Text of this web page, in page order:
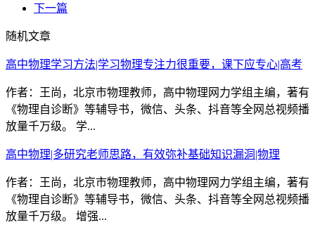
下一篇
随机文章
高中物理学习方法|学习物理专注力很重要，课下应专心|高考
作者：王尚，北京市物理教师，高中物理网力学组主编，著有
《物理自诊断》等辅导书，微信、头条、抖音等全网总视频播
放量千万级。 学...
高中物理|多研究老师思路，有效弥补基础知识漏洞|物理
作者：王尚，北京市物理教师，高中物理网力学组主编，著有
《物理自诊断》等辅导书，微信、头条、抖音等全网总视频播
放量千万级。 增强...